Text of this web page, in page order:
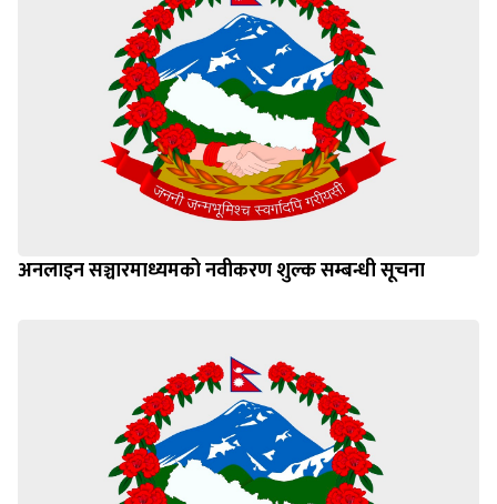
अनलाइन सञ्चारमाध्यमको नवीकरण शुल्क सम्बन्धी सूचना